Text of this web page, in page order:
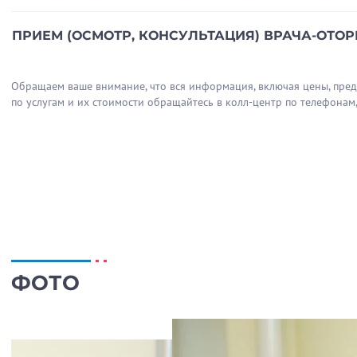
2009 г.- ГОУДПО Российская медицинская
2011 г.- Институт усовершенствования врачей
тематического усовершенствования:
Отзыв о враче Пациент
ПРИЕМ (ОСМОТР, КОНСУЛЬТАЦИЯ) ВРАЧА-
Обращаем ваше внимание, что вся информация, включая цены,
по услугам и их стоимости обращайтесь в колл-центр по
ФОТО